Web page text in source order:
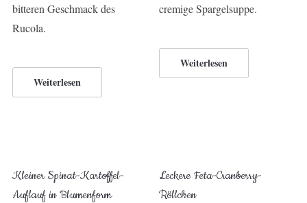
bitteren Geschmack des
Rucola.
Weiterlesen
cremige Spargelsuppe.
Weiterlesen
Kleiner Spinat-Kartoffel-
Auflauf in Blumenform
Leckere Feta-Cranberry-
Röllchen